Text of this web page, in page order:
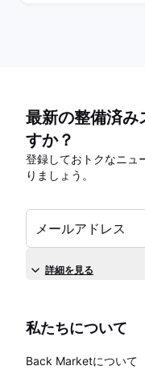
最新の整備済み
すか？
登録しておトクなニュ
りましょう。
メールアドレス
詳細を見る
私たちについて
Back Marketについて